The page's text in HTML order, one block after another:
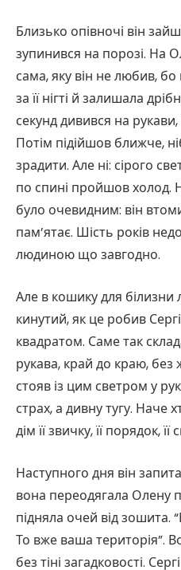
Близько опівночі він
зупинився на порозі. На
сама, яку він не любив,
за її нігті й залишала
секунд дивився на рукави,
Потім підійшов ближче,
зрадити. Але ні: сірого
по спині пройшов холод.
було очевидним: він
пам’ятає. Шість років
людиною що завгодно.
Але в кошику для білизни
кинутий, як це робив
квадратом. Саме так
рукава, край до краю, без
стояв із цим светром у
страх, а дивну тугу. Наче
дім її звичку, її порядок,
Наступного дня він
вона переодягала Олену
підняла очей від зошита.
То вже ваша територія”.
без тіні загадковості.